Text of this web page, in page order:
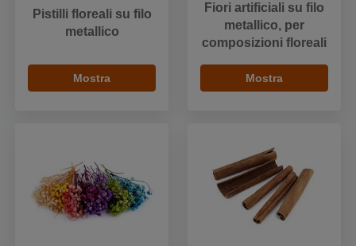
Pistilli floreali su filo
metallico
Mostra
Fiori artificiali su filo
metallico, per
composizioni floreali
Mostra